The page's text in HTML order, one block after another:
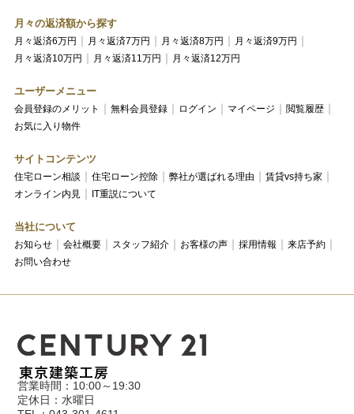
月々の返済額から探す
月々返済6万円 月々返済7万円 月々返済8万円
月々返済9万円
月々返済10万円
月々返済11万円 月々返済12万円
ユーザーメニュー
会員登録のメリット 無料会員登録 ログイン マイページ
閲覧履歴
お気に入り物件
サイトコンテンツ
住宅ローン相談 住宅ローン控除 弊社が選ばれる理由
賃貸vs持ち家
オンライン内見
IT重説について
当社について
お知らせ 会社概要 スタッフ紹介 お客様の声 採用情報
来店予約
お問い合わせ
営業時間：10:00～19:30
定休日：水曜日